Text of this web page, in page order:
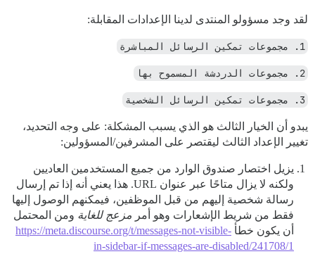
لقد وجد مسؤولو المنتدى لدينا الإعدادات المقابلة:
1. مجموعات تمكين الرسائل المباشرة
2. مجموعات الدردشة المسموح بها
3. مجموعات تمكين الرسائل الشخصية
يبدو أن الخيار الثالث هو الذي يسبب المشكلة: على وجه التحديد،
تغيير الإعداد الثالث ليقتصر على المشرفين/المسؤولين:
يزيل اختصار صندوق الوارد من جميع المستخدمين العاديين
ولكنه لا يزال متاحًا عبر عنوان URL. هذا يعني أنه إذا تم إرسال
رسالة شخصية إليهم من قبل الموظفين، فيمكنهم الوصول إليها
فقط من شريط الإشعارات وهو أمر مزعج للغاية ومن المحتمل
أن يكون خطأ https://meta.discourse.org/t/messages-not-visible-
in-sidebar-if-messages-are-disabled/241708/1